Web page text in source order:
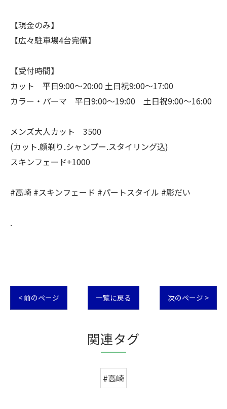
【現金のみ】
【広々駐車場4台完備】
【受付時間】
カット 平日9:00〜20:00 土日祝9:00〜17:00
カラー・パーマ 平日9:00〜19:00 土日祝9:00〜16:00
メンズ大人カット 3500
(カット.顔剃り.シャンプー.スタイリング込)
スキンフェード+1000
#高崎 #スキンフェード #パートスタイル #彫だい
.
< 前のページ 一覧に戻る 次のページ >
関連タグ
#高崎